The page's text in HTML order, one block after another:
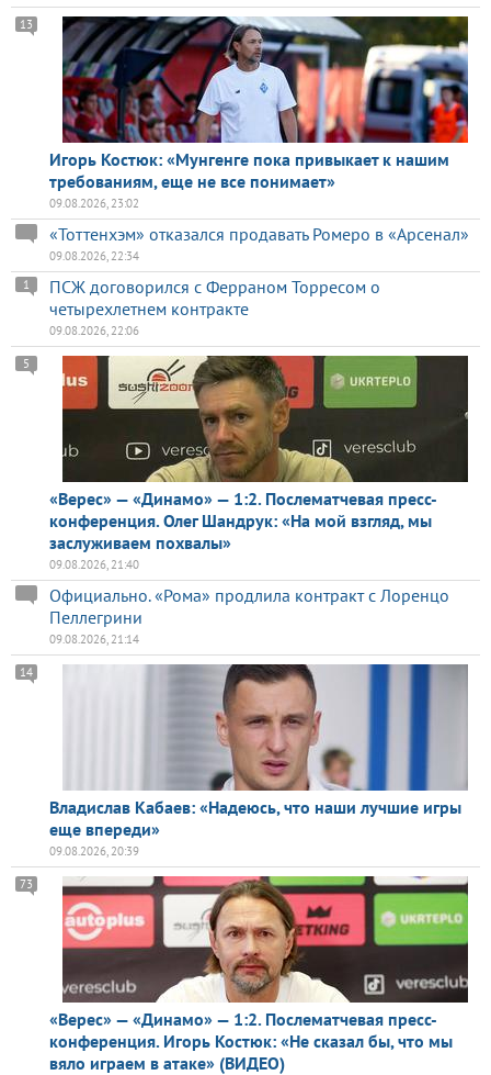
Игорь Костюк: «Мунгенге пока привыкает к нашим
требованиям, еще не все понимает»
13
09.08.2026, 23:02
«Тоттенхэм» отказался продавать Ромеро в «Арсенал»
09.08.2026, 22:34
ПСЖ договорился с Ферраном Торресом о
четырехлетнем контракте
1
09.08.2026, 22:06
«Верес» — «Динамо» — 1:2. Послематчевая пресс-
конференция. Олег Шандрук: «На мой взгляд, мы
заслуживаем похвалы»
5
09.08.2026, 21:40
Официально. «Рома» продлила контракт с Лоренцо
Пеллегрини
09.08.2026, 21:14
Владислав Кабаев: «Надеюсь, что наши лучшие игры
еще впереди»
14
09.08.2026, 20:39
«Верес» — «Динамо» — 1:2. Послематчевая пресс-
конференция. Игорь Костюк: «Не сказал бы, что мы
вяло играем в атаке» (ВИДЕО)
73